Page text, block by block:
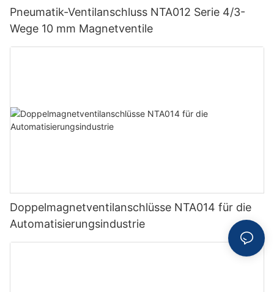
Pneumatik-Ventilanschluss NTA012 Serie 4/3-
Wege 10 mm Magnetventile
Doppelmagnetventilanschlüsse NTA014 für die
Automatisierungsindustrie